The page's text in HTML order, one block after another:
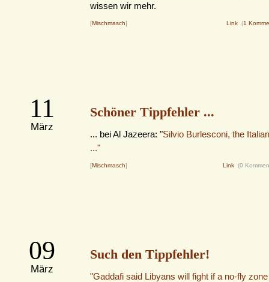
wissen wir mehr.
[Mischmasch] Link (1
11
März
Schöner Tippfehler ...
... bei Al Jazeera: "Silvio Burlesconi, the
..."
[Mischmasch] Link (0
09
März
Such den Tippfehler!
"Gaddafi said Libyans will fight if a no-fly